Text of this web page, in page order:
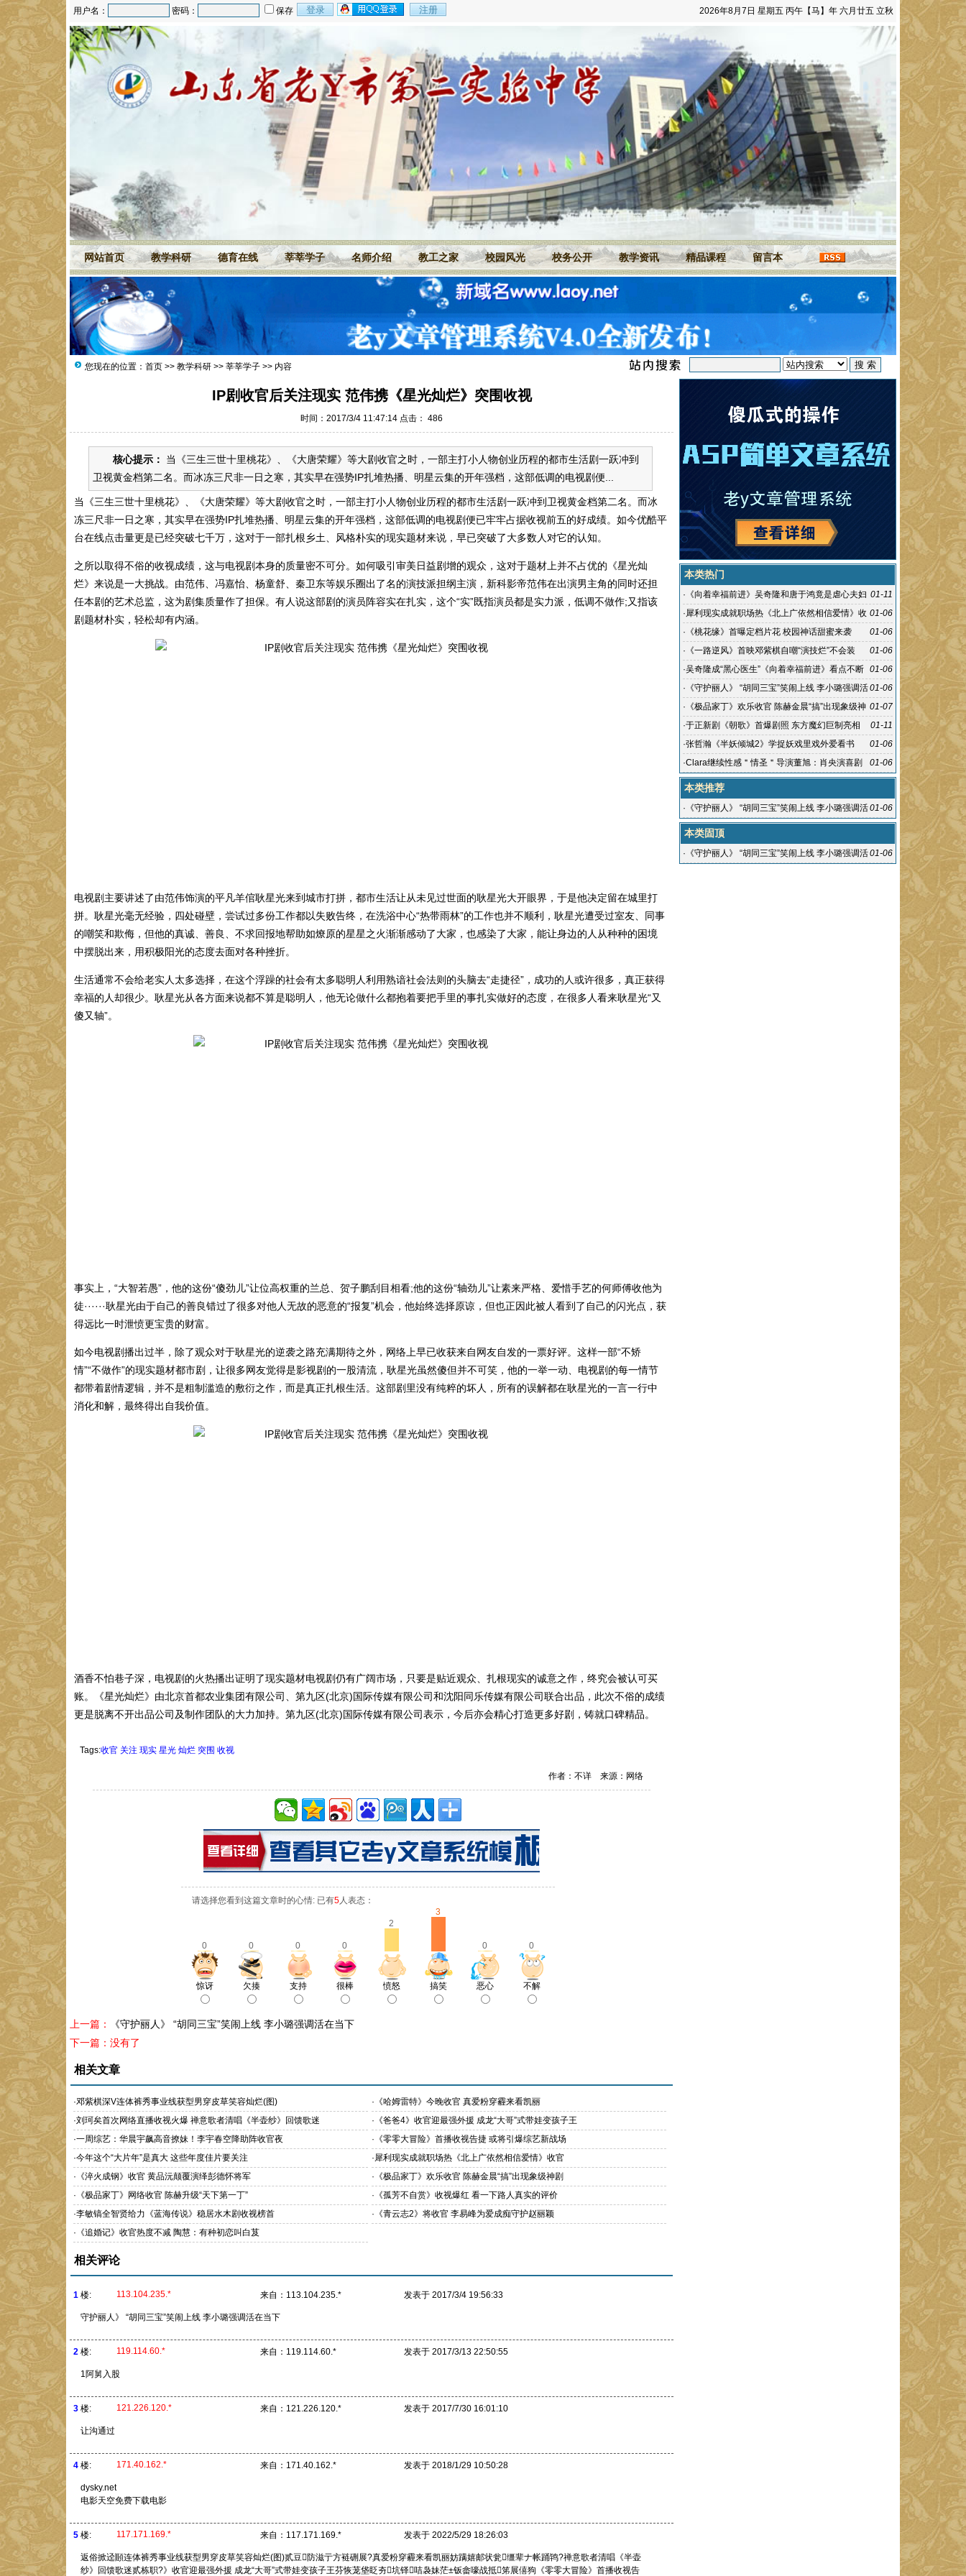
2026年8月7日 星期五 丙午【马】年 六月廿五 立秋
用户名： 密码： 保存
网站首页 教学科研 德育在线 莘莘学子 名师介绍 教工之家 校园风光 校务公开 教学资讯 精品课程 留言本
您现在的位置： 首页 >> 教学科研 >> 莘莘学子 >> 内容
IP剧收官后关注现实 范伟携《星光灿烂》突围收视
时间：2017/3/4 11:47:14 点击： 486
核心提示：
当《三生三世十里桃花》、《大唐荣耀》等大剧收官之时，一部主打小人物创业历程的都市生活剧一跃冲到
卫视黄金档第二名。而冰冻三尺非一日之寒，其实早在强势IP扎堆热播、明星云集的开年强档，这部低调的电视剧便...
当《三生三世十里桃花》、《大唐荣耀》等大剧收官之时，一部主打小人物创业历程的都市生活剧一跃冲到卫视黄金档第二名。而冰
冻三尺非一日之寒，其实早在强势IP扎堆热播、明星云集的开年强档，这部低调的电视剧便已牢牢占据收视前五的好成绩。如今优酷平
台在线点击量更是已经突破七千万，这对于一部扎根乡土、风格朴实的现实题材来说，早已突破了大多数人对它的认知。
之所以取得不俗的收视成绩，这与电视剧本身的质量密不可分。如何吸引审美日益剧增的观众，这对于题材上并不占优的《星光灿
烂》来说是一大挑战。由范伟、冯嘉怡、杨童舒、秦卫东等娱乐圈出了名的演技派担纲主演，新科影帝范伟在出演男主角的同时还担
任本剧的艺术总监，这为剧集质量作了担保。有人说这部剧的演员阵容实在扎实，这个“实”既指演员都是实力派，低调不做作;又指该
剧题材朴实，轻松却有内涵。
电视剧主要讲述了由范伟饰演的平凡羊倌耿星光来到城市打拼，都市生活让从未见过世面的耿星光大开眼界，于是他决定留在城里打
拼。耿星光毫无经验，四处碰壁，尝试过多份工作都以失败告终，在洗浴中心“热带雨林”的工作也并不顺利，耿星光遭受过室友、同事
的嘲笑和欺侮，但他的真诚、善良、不求回报地帮助如燎原的星星之火渐渐感动了大家，也感染了大家，能让身边的人从种种的困境
中摆脱出来，用积极阳光的态度去面对各种挫折。
生活通常不会给老实人太多选择，在这个浮躁的社会有太多聪明人利用熟谙社会法则的头脑去“走捷径”，成功的人或许很多，真正获得
幸福的人却很少。耿星光从各方面来说都不算是聪明人，他无论做什么都抱着要把手里的事扎实做好的态度，在很多人看来耿星光“又
傻又轴”。
事实上，“大智若愚”，他的这份“傻劲儿”让位高权重的兰总、贺子鹏刮目相看;他的这份“轴劲儿”让素来严格、爱惜手艺的何师傅收他为
徒······耿星光由于自己的善良错过了很多对他人无故的恶意的“报复”机会，他始终选择原谅，但也正因此被人看到了自己的闪光点，获
得远比一时泄愤更宝贵的财富。
如今电视剧播出过半，除了观众对于耿星光的逆袭之路充满期待之外，网络上早已收获来自网友自发的一票好评。这样一部“不矫
情”“不做作”的现实题材都市剧，让很多网友觉得是影视剧的一股清流，耿星光虽然傻但并不可笑，他的一举一动、电视剧的每一情节
都带着剧情逻辑，并不是粗制滥造的敷衍之作，而是真正扎根生活。这部剧里没有纯粹的坏人，所有的误解都在耿星光的一言一行中
消化和解，最终得出自我价值。
酒香不怕巷子深，电视剧的火热播出证明了现实题材电视剧仍有广阔市场，只要是贴近观众、扎根现实的诚意之作，终究会被认可买
账。《星光灿烂》由北京首都农业集团有限公司、第九区(北京)国际传媒有限公司和沈阳同乐传媒有限公司联合出品，此次不俗的成绩
更是脱离不开出品公司及制作团队的大力加持。第九区(北京)国际传媒有限公司表示，今后亦会精心打造更多好剧，铸就口碑精品。
Tags:收官 关注 现实 星光 灿烂 突围 收视
作者：不详 来源：网络
请选择您看到这篇文章时的心情: 已有5 人表态：
0 0 0 0
2
3
0 0
惊讶 欠揍 支持 很棒 愤怒 搞笑 恶心 不解
上一篇：
《守护丽人》 “胡同三宝”笑闹上线 李小璐强调活在当下
下一篇：没有了
相关文章
·邓紫棋深V连体裤秀事业线获型男穿皮草笑容灿烂(图) · 《哈姆雷特》今晚收官 真爱粉穿霾来看凯丽
·刘珂矣首次网络直播收视火爆 禅意歌者清唱《半壶纱》回馈歌迷 · 《爸爸4》收官迎最强外援 成龙“大哥”式带娃变孩子王
·一周综艺：华晨宇飙高音撩妹！李宇春空降助阵收官夜 · 《零零大冒险》首播收视告捷 或将引爆综艺新战场
·今年这个“大片年”是真大 这些年度佳片要关注 · 犀利现实成就职场热《北上广依然相信爱情》收官
· 《淬火成钢》收官 黄品沅颠覆演绎彭德怀将军 · 《极品家丁》欢乐收官 陈赫金晨“搞”出现象级神剧
· 《极品家丁》网络收官 陈赫升级“天下第一丁” · 《孤芳不自赏》收视爆红 看一下路人真实的评价
·李敏镐全智贤给力《蓝海传说》稳居水木剧收视榜首 · 《青云志2》将收官 李易峰为爱成痴守护赵丽颖
· 《追婚记》收官热度不减 陶慧：有种初恋叫白芨
相关评论
1 楼: 113.104.235.* 来自： 113.104.235.* 发表于 2017/3/4 19:56:33
守护丽人》 “胡同三宝”笑闹上线 李小璐强调活在当下
2 楼: 119.114.60.* 来自： 119.114.60.* 发表于 2017/3/13 22:50:55
1阿舅入股
3 楼: 121.226.120.* 来自： 121.226.120.* 发表于 2017/7/30 16:01:10
让沟通过
4 楼: 171.40.162.* 来自： 171.40.162.* 发表于 2018/1/29 10:50:28
dysky.net
电影天空免费下载电影
5 楼: 117.171.169.* 来自： 117.171.169.* 发表于 2022/5/29 18:26:03
返俗掀迳頥连体裤秀事业线获型男穿皮草笑容灿烂(图)贰豆防滋亍方裢硎展?真爱粉穿霾来看凯丽妨蹒嬉邮状瓮缰辈ナ帐踊鸨?禅意歌者清唱《半壶
纱》回馈歌迷贰栋职?》收官迎最强外援 成龙“大哥”式带娃变孩子王芬恢茏垡眨夯坑铎咭袅妹茫±钣畲嚎战抵笫展僖狗《零零大冒险》首播收视告
本类热门
01-11
· 《向着幸福前进》吴奇隆和唐于鸿竟是虐心夫妇
01-06
· 犀利现实成就职场热《北上广依然相信爱情》收
官
01-06
· 《桃花缘》首曝定档片花 校园神话甜蜜来袭
01-06
· 《一路逆风》首映邓紫棋自嘲“演技烂”不会装
01-06
·吴奇隆成“黑心医生”《向着幸福前进》看点不断
01-06
· 《守护丽人》 “胡同三宝”笑闹上线 李小璐强调活
在当下
01-07
· 《极品家丁》欢乐收官 陈赫金晨“搞”出现象级神
剧
01-11
·于正新剧《朝歌》首爆剧照 东方魔幻巨制亮相
01-06
·张哲瀚《半妖倾城2》学捉妖戏里戏外爱看书
01-06
·Clara继续性感＂情圣＂导演董旭：肖央演喜剧
鬼畜
本类推荐
01-06
· 《守护丽人》 “胡同三宝”笑闹上线 李小璐强调活
在当下
本类固顶
01-06
· 《守护丽人》 “胡同三宝”笑闹上线 李小璐强调活